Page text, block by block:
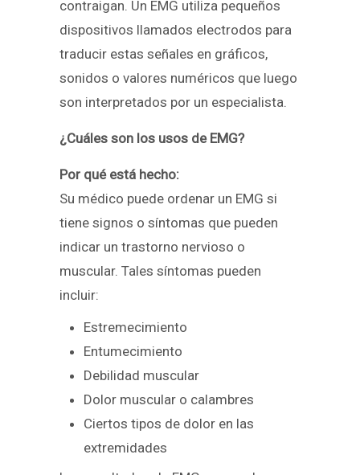
contraigan. Un EMG utiliza pequeños
dispositivos llamados electrodos para
traducir estas señales en gráficos,
sonidos o valores numéricos que luego
son interpretados por un especialista.
¿Cuáles son los usos de EMG?
Por qué está hecho:
Su médico puede ordenar un EMG si
tiene signos o síntomas que pueden
indicar un trastorno nervioso o
muscular. Tales síntomas pueden
incluir:
Estremecimiento
Entumecimiento
Debilidad muscular
Dolor muscular o calambres
Ciertos tipos de dolor en las
extremidades